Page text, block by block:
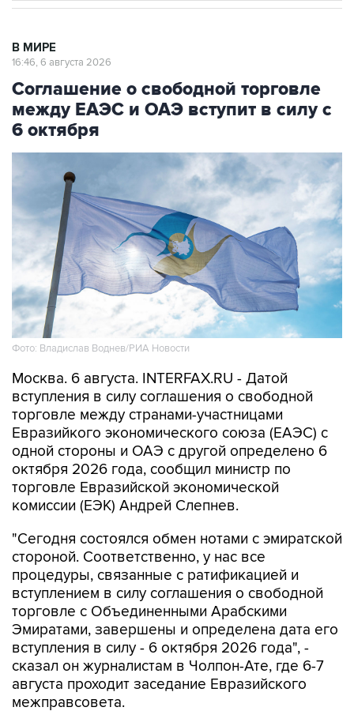
В МИРЕ
16:46, 6 августа 2026
Соглашение о свободной торговле
между ЕАЭС и ОАЭ вступит в силу с
6 октября
Фото: Владислав Воднев/РИА Новости
Москва. 6 августа. INTERFAX.RU - Датой
вступления в силу соглашения о свободной
торговле между странами-участницами
Евразийкого экономического союза (ЕАЭС) с
одной стороны и ОАЭ с другой определено 6
октября 2026 года, сообщил министр по
торговле Евразийской экономической
комиссии (ЕЭК) Андрей Слепнев.
"Сегодня состоялся обмен нотами с эмиратской
стороной. Соответственно, у нас все
процедуры, связанные с ратификацией и
вступлением в силу соглашения о свободной
торговле с Объединенными Арабскими
Эмиратами, завершены и определена дата его
вступления в силу - 6 октября 2026 года", -
сказал он журналистам в Чолпон-Ате, где 6-7
августа проходит заседание Евразийского
межправсовета.